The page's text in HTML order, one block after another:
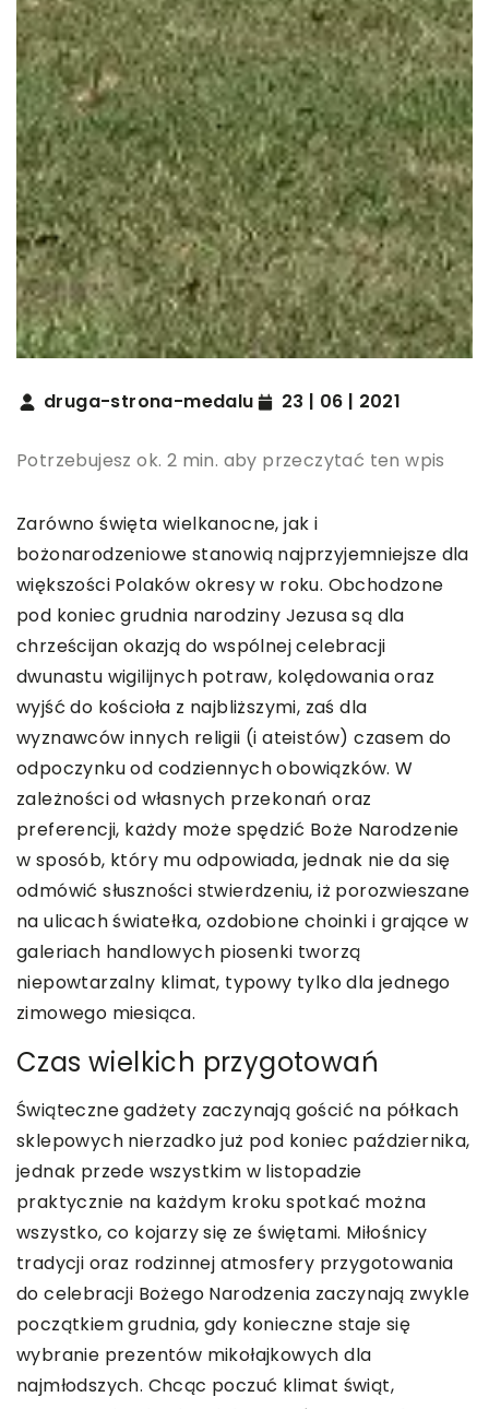
druga-strona-medalu 23 | 06 | 2021
Potrzebujesz ok. 2 min. aby przeczytać ten wpis
Zarówno święta wielkanocne, jak i
bożonarodzeniowe stanowią najprzyjemniejsze dla
większości Polaków okresy w roku. Obchodzone
pod koniec grudnia narodziny Jezusa są dla
chrześcijan okazją do wspólnej celebracji
dwunastu wigilijnych potraw, kolędowania oraz
wyjść do kościoła z najbliższymi, zaś dla
wyznawców innych religii (i ateistów) czasem do
odpoczynku od codziennych obowiązków. W
zależności od własnych przekonań oraz
preferencji, każdy może spędzić Boże Narodzenie
w sposób, który mu odpowiada, jednak nie da się
odmówić słuszności stwierdzeniu, iż porozwieszane
na ulicach światełka, ozdobione choinki i grające w
galeriach handlowych piosenki tworzą
niepowtarzalny klimat, typowy tylko dla jednego
zimowego miesiąca.
Czas wielkich przygotowań
Świąteczne gadżety zaczynają gościć na półkach
sklepowych nierzadko już pod koniec października,
jednak przede wszystkim w listopadzie
praktycznie na każdym kroku spotkać można
wszystko, co kojarzy się ze świętami. Miłośnicy
tradycji oraz rodzinnej atmosfery przygotowania
do celebracji Bożego Narodzenia zaczynają zwykle
początkiem grudnia, gdy konieczne staje się
wybranie prezentów mikołajkowych dla
najmłodszych. Chcąc poczuć klimat świąt,